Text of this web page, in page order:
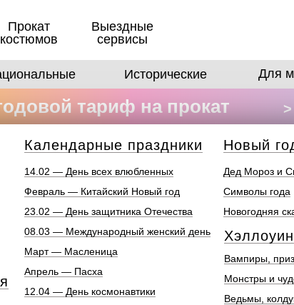
Выездные
сервисы
Прокат
костюмов
Для
Исторические
тариф на прокат
>
Хэллоуин
Календарные праздники
Вампиры,
Монстры и
Ведьмы,
14.02 — День всех влюбленных
Февраль — Китайский Новый год
23.02 — День защитника Отечества
08.03 — Международный женский день
Март — Масленица
Апрель — Пасха
12.04 — День космонавтики
Новый
Дед Мороз и
Символы года
Новогодняя